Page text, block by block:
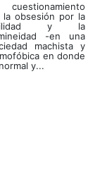
cuestionamiento
la obsesión por la
y la
-en una
machista y
en donde
y...